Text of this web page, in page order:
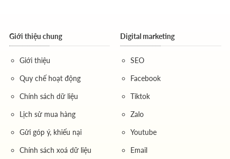
Giới thiệu chung
Giới thiệu
Quy chế hoạt động
Chính sách dữ liệu
Lịch sử mua hàng
Gửi góp ý, khiếu nại
Chính sách xoá dữ liệu
Digital marketing
SEO
Facebook
Tiktok
Zalo
Youtube
Email